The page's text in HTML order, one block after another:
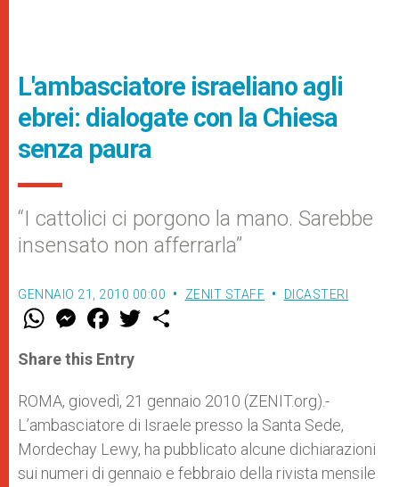
L'ambasciatore israeliano agli
ebrei: dialogate con la Chiesa
senza paura
“I cattolici ci porgono la mano. Sarebbe
insensato non afferrarla”
GENNAIO 21, 2010 00:00 ZENIT STAFF DICASTERI
W
t
s
p
p
M
e
s
e
g
e
r
F
a
e
b
o
k
w
r
Share this Entry
ROMA, giovedì, 21 gennaio 2010 (ZENIT.org).-
L’ambasciatore di Israele presso la Santa Sede,
Mordechay Lewy, ha pubblicato alcune dichiarazioni
sui numeri di gennaio e febbraio della rivista mensile